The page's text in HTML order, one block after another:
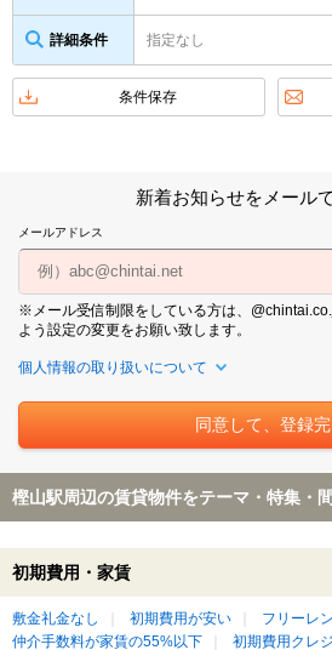
詳細条件 指定なし
条件保存
新着お知らせをメール
メールアドレス
※メール受信制限をしている方は、
よう設定の変更をお願い致します。
個人情報の取り扱いについて
樫山駅周辺の賃貸物件をテーマ・特集・
初期費用・家賃
敷金礼金なし 初期費用が安い フリーレ
仲介手数料が家賃の55%以下
初期費用クレ